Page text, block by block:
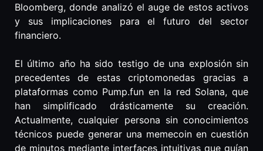
Bloomberg, donde analizó el auge de estos activos
y sus implicaciones para el futuro del sector
financiero.
El último año ha sido testigo de una explosión sin
precedentes de estas criptomonedas gracias a
plataformas como Pump.fun en la red Solana, que
han simplificado drásticamente su creación.
Actualmente, cualquier persona sin conocimientos
técnicos puede generar una memecoin en cuestión
de minutos mediante interfaces intuitivas que guían